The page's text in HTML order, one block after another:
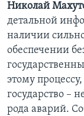
Николай
детальной
наличии
обеспечении
этому
государство –
рода аварий.